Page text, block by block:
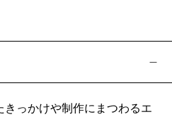
っかけや制作にまつわるエ